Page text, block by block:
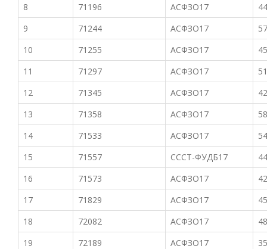
8
71196 АСФЗО17
9
71244 АСФЗО17
10
71255 АСФЗО17
11
71297 АСФЗО17
12
71345 АСФЗО17
13
71358 АСФЗО17
14
71533 АСФЗО17
15
71557 СССТ-ФУДБ17
16
71573 АСФЗО17
17
71829 АСФЗО17
18
72082 АСФЗО17
19
72189 АСФЗО17